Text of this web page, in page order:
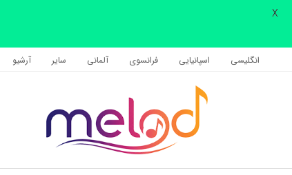
انگلیسی اسپانیایی فرانسوی آلمانی سایر آرشیو
اشتراک گذاری
با استفاده از روش‌های زیر می‌توانید این صفحه را با دوستان خود به
کپی لینک
X